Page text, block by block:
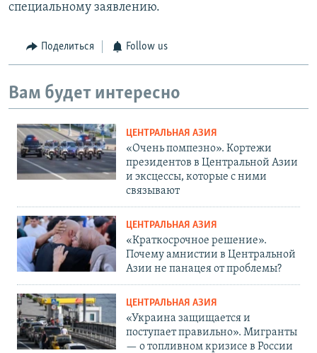
специальному заявлению.
Поделиться Follow us
Вам будет интересно
ЦЕНТРАЛЬНАЯ АЗИЯ
«Очень помпезно». Кортежи
президентов в Центральной Азии
и эксцессы, которые с ними
связывают
ЦЕНТРАЛЬНАЯ АЗИЯ
«Краткосрочное решение».
Почему амнистии в Центральной
Азии не панацея от проблемы?
ЦЕНТРАЛЬНАЯ АЗИЯ
«Украина защищается и
поступает правильно». Мигранты
— о топливном кризисе в России